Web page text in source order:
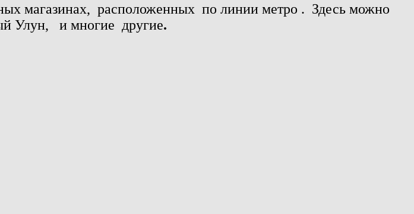
магазинах, расположенных по линии метро . Здесь можно
Улун, и многие другие.